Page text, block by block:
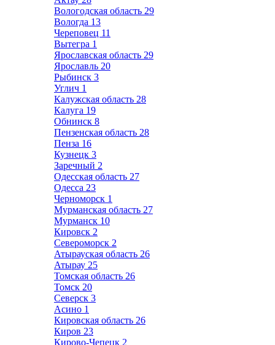
Вологодская область 29
Вологда 13
Череповец 11
Вытегра 1
Ярославская область 29
Ярославль 20
Рыбинск 3
Углич 1
Калужская область 28
Калуга 19
Обнинск 8
Пензенская область 28
Пенза 16
Кузнецк 3
Заречный 2
Одесская область 27
Одесса 23
Черноморск 1
Мурманская область 27
Мурманск 10
Кировск 2
Североморск 2
Атырауская область 26
Атырау 25
Томская область 26
Томск 20
Северск 3
Асино 1
Кировская область 26
Киров 23
Кирово-Чепецк 2